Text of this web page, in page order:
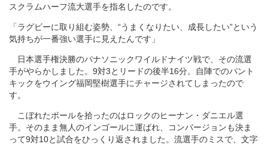
スクラムハーフ流大選手を指名したのです。
「ラグビーに取り組む姿勢、“うまくなりたい、成長したい”という
気持ちが一番強い選手に見えたんです」
日本選手権決勝のパナソニックワイルドナイツ戦で、その流選
手がやらかしました。9対3とリードの後半16分。自陣でのパント
キックをウイング福岡堅樹選手にチャージされてしまったので
す。
こぼれたボールを拾ったのはロックのヒーナン・ダニエル選
手。そのまま無人のインゴールに運ばれ、コンバージョンも決ま
って9対10と試合をひっくり返されました。流選手のミスで、文字